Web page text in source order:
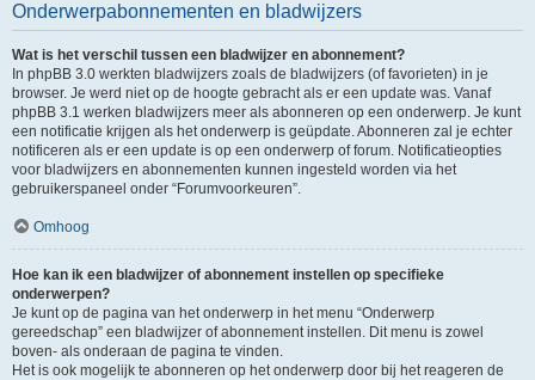
Onderwerpabonnementen en bladwijzers
Wat is het verschil tussen een bladwijzer en abonnement?
In phpBB 3.0 werkten bladwijzers zoals de bladwijzers (of favorieten) in je
browser. Je werd niet op de hoogte gebracht als er een update was. Vanaf
phpBB 3.1 werken bladwijzers meer als abonneren op een onderwerp. Je kunt
een notificatie krijgen als het onderwerp is geüpdate. Abonneren zal je echter
notificeren als er een update is op een onderwerp of forum. Notificatieopties
voor bladwijzers en abonnementen kunnen ingesteld worden via het
gebruikerspaneel onder “Forumvoorkeuren”.
Omhoog
Hoe kan ik een bladwijzer of abonnement instellen op specifieke
onderwerpen?
Je kunt op de pagina van het onderwerp in het menu “Onderwerp
gereedschap” een bladwijzer of abonnement instellen. Dit menu is zowel
boven- als onderaan de pagina te vinden.
Het is ook mogelijk te abonneren op het onderwerp door bij het reageren de